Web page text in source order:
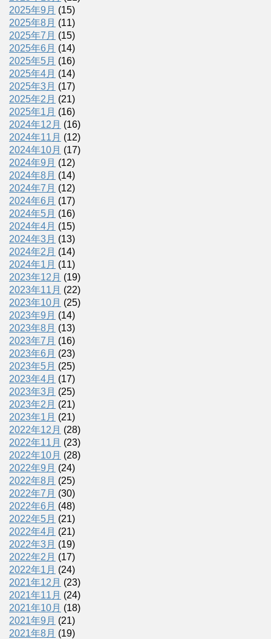
2025年9月 (15)
2025年8月 (11)
2025年7月 (15)
2025年6月 (14)
2025年5月 (16)
2025年4月 (14)
2025年3月 (17)
2025年2月 (21)
2025年1月 (16)
2024年12月 (16)
2024年11月 (12)
2024年10月 (17)
2024年9月 (12)
2024年8月 (14)
2024年7月 (12)
2024年6月 (17)
2024年5月 (16)
2024年4月 (15)
2024年3月 (13)
2024年2月 (14)
2024年1月 (11)
2023年12月 (19)
2023年11月 (22)
2023年10月 (25)
2023年9月 (14)
2023年8月 (13)
2023年7月 (16)
2023年6月 (23)
2023年5月 (25)
2023年4月 (17)
2023年3月 (25)
2023年2月 (21)
2023年1月 (21)
2022年12月 (28)
2022年11月 (23)
2022年10月 (28)
2022年9月 (24)
2022年8月 (25)
2022年7月 (30)
2022年6月 (48)
2022年5月 (21)
2022年4月 (21)
2022年3月 (19)
2022年2月 (17)
2022年1月 (24)
2021年12月 (23)
2021年11月 (24)
2021年10月 (18)
2021年9月 (21)
2021年8月 (19)